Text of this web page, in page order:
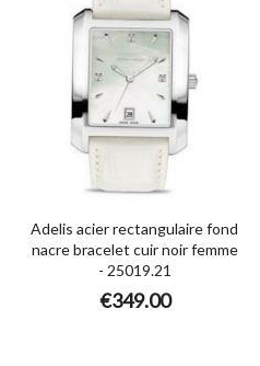
Adelis acier rectangulaire fond
nacre bracelet cuir noir femme
- 25019.21
€349.00